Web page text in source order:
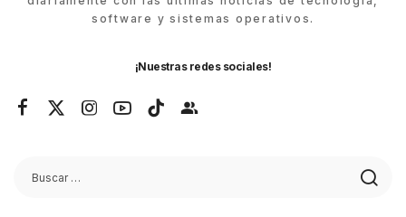
software y sistemas operativos.
¡Nuestras redes sociales!